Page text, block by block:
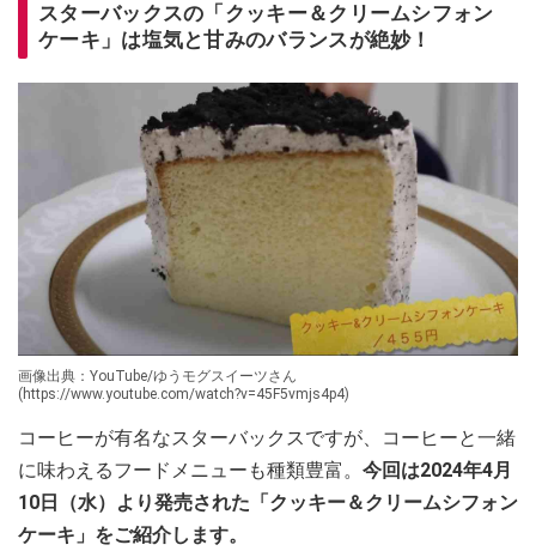
スターバックスの「クッキー＆クリームシフォン
ケーキ」は塩気と甘みのバランスが絶妙！
画像出典：YouTube/ゆうモグスイーツさん
(https://www.youtube.com/watch?v=45F5vmjs4p4)
コーヒーが有名なスターバックスですが、コーヒーと一緒
に味わえるフードメニューも種類豊富。 今回は2024年4月
10日（水）より発売された「クッキー＆クリームシフォン
ケーキ」をご紹介します。